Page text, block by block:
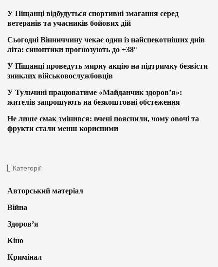
У Піщанці відбудуться спортивні змагання серед
ветеранів та учасників бойових дій
Сьогодні Вінниччину чекає один із найспекотніших днів
літа: синоптики прогнозують до +38°
У Піщанці проведуть мирну акцію на підтримку безвісти
зниклих військовослужбовців
У Тульчині працюватиме «Майданчик здоров’я»:
жителів запрошують на безкоштовні обстеження
Не лише смак змінився: вчені пояснили, чому овочі та
фрукти стали менш корисними
Категорії
Авторський матеріал
Війна
Здоров’я
Кіно
Кримінал